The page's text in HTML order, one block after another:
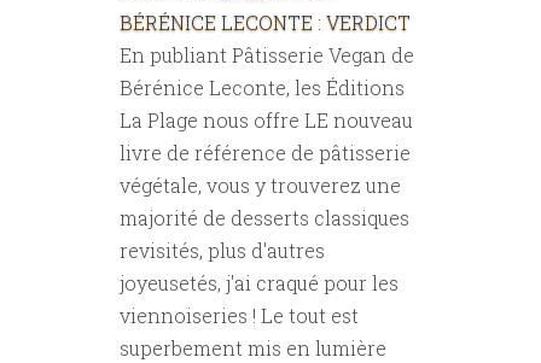
BÉRÉNICE LECONTE : VERDICT
En publiant Pâtisserie Vegan de
Bérénice Leconte, les Éditions
La Plage nous offre LE nouveau
livre de référence de pâtisserie
végétale, vous y trouverez une
majorité de desserts classiques
revisités, plus d'autres
joyeusetés, j'ai craqué pour les
viennoiseries ! Le tout est
superbement mis en lumière